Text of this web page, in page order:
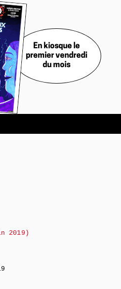
En kiosque le
premier vendredi
du mois
2019)